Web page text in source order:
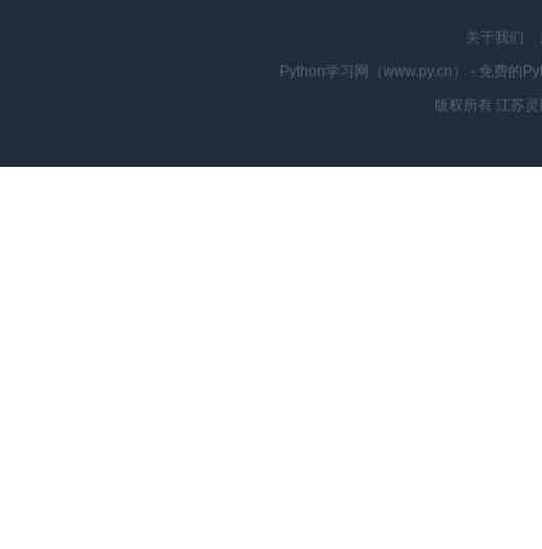
关于我们
Python学习网（www.py.cn） - 免费的
版权所有 江苏